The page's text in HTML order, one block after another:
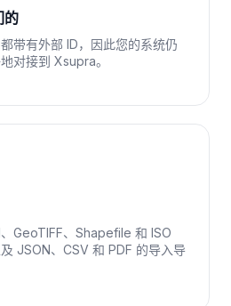
的
带有外部 ID，因此您的系统仍
对接到 Xsupra。
GeoTIFF、Shapefile 和 ISO
JSON、CSV 和 PDF 的导入导